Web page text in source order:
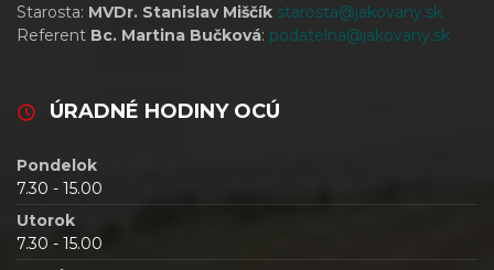
Starosta: MVDr. Stanislav Miščík starosta@jakovany.sk
Referent Bc. Martina Bučková: podatelna@jakovany.sk
ÚRADNÉ HODINY OCÚ
Pondelok
7.30 - 15.00
Utorok
7.30 - 15.00